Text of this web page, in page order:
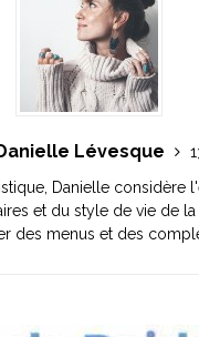
Lévesque
Danielle considère
et du style de vie de
des menus et des